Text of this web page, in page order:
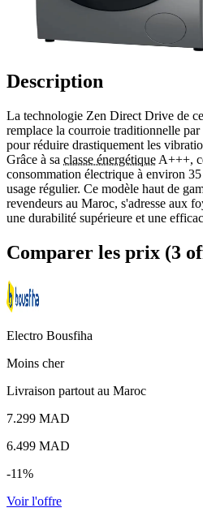
Description
La technologie Zen Direct Drive de
remplace la courroie traditionnelle
pour réduire drastiquement les
Grâce à sa classe énergétique A+++,
consommation électrique à environ
usage régulier. Ce modèle haut de
revendeurs au Maroc, s'adresse aux
une durabilité supérieure et une
Comparer les prix (3
Electro Bousfiha
Moins cher
Livraison partout au Maroc
7.299 MAD
6.499 MAD
-11%
Voir l'offre